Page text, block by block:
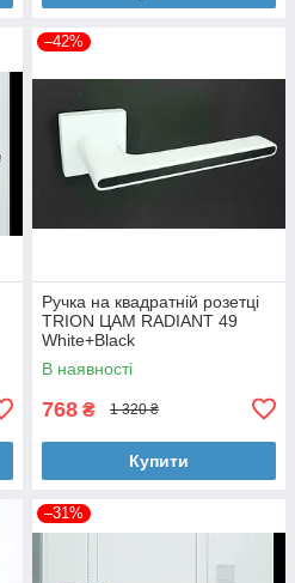
–42%
Ручка на квадратній розетці
TRION ЦАМ RADIANT 49
White+Black
В наявності
768 ₴ 1 320 ₴
Купити
–31%